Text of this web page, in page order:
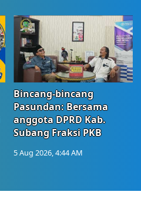
Bincang-bincang
Pasundan: Bersama
anggota DPRD Kab.
Subang Fraksi PKB
5 Aug 2026, 4:44 AM